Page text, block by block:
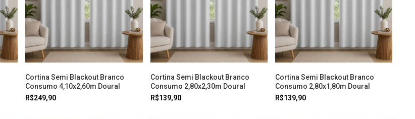
Cortina Semi Blackout Branco
Consumo 4,10x2,60m Doural
R$249,90
Cortina Semi Blackout Branco
Consumo 2,80x2,30m Doural
R$139,90
Cortina Semi Blackout Branco
Consumo 2,80x1,80m Doural
R$139,90